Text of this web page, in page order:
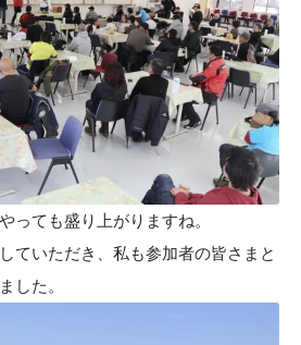
っても盛り上がりますね。
ていただき、私も参加者の皆さまと
した。